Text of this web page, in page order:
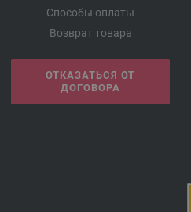
Способы оплаты
Возврат товара
ОТКАЗАТЬСЯ ОТ
ДОГОВОРА